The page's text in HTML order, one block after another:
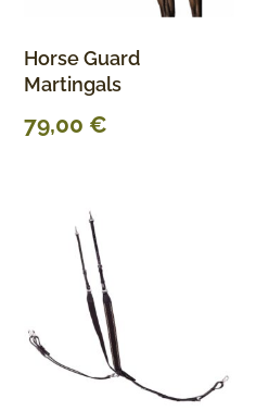
Horse Guard
Martingals
79,00 €